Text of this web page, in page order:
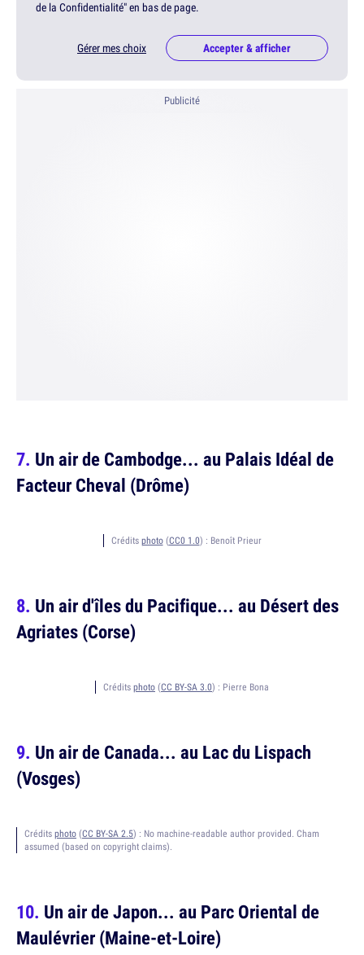
de la Confidentialité" en bas de page.
Gérer mes choix Accepter & afficher
Publicité
Un air de Cambodge... au Palais Idéal de
Facteur Cheval (Drôme)
Crédits photo(CC0 1.0) : Benoît Prieur
Un air d'îles du Pacifique... au Désert des
Agriates (Corse)
Crédits photo (CC BY-SA 3.0) : Pierre Bona
Un air de Canada... au Lac du Lispach
(Vosges)
Crédits photo (CC BY-SA 2.5) : No machine-readable author provided. Cham
assumed (based on copyright claims).
Un air de Japon... au Parc Oriental de
Maulévrier (Maine-et-Loire)